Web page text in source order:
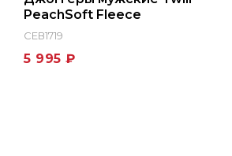
СЕВ1719
PeachSoft Fleece
5 995 ₽